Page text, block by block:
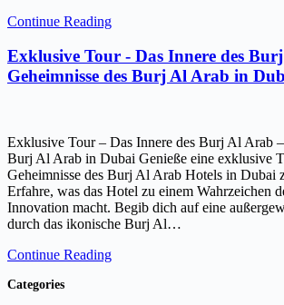
Continue Reading
Exklusive Tour - Das Innere des
Geheimnisse des Burj Al Arab in
Exklusive Tour – Das Innere des Burj Al Arab
Burj Al Arab in Dubai Genieße eine exklusive
Geheimnisse des Burj Al Arab Hotels in Dubai
Erfahre, was das Hotel zu einem Wahrzeichen
Innovation macht. Begib dich auf eine
durch das ikonische Burj Al…
Continue Reading
Categories